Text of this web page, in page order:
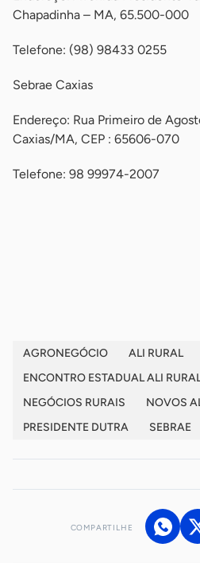
Chapadinha – MA, 65.500-000
Telefone: (98) 98433 0255
Sebrae Caxias
Endereço: Rua Primeiro de
Caxias/MA, CEP : 65606-070
Telefone: 98 99974-2007
AGRONEGÓCIO ALI RURAL
ENCONTRO ESTADUAL ALI
NEGÓCIOS RURAIS
NOVOS
PRESIDENTE DUTRA
SEBRAE
COMPARTILHE